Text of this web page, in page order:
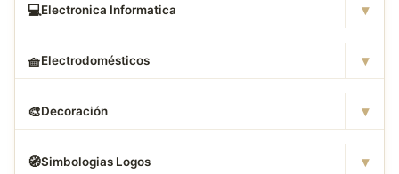
💻Electronica Informatica ▾
🧺Electrodomésticos ▾
🎨Decoración ▾
🧭Simbologias Logos ▾